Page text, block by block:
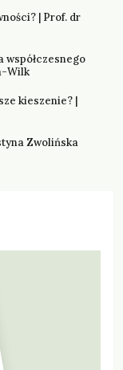
| Prof. dr
współczesnego
Wilk
kieszenie? |
Zwolińska